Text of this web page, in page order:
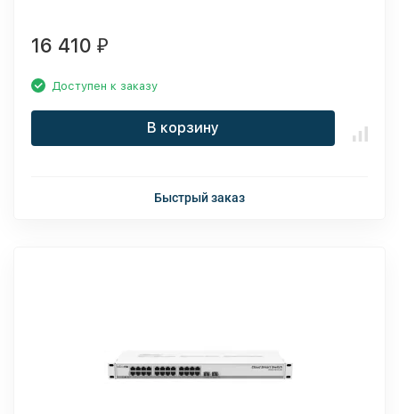
16 410 ₽
Доступен к заказу
В корзину
Быстрый заказ